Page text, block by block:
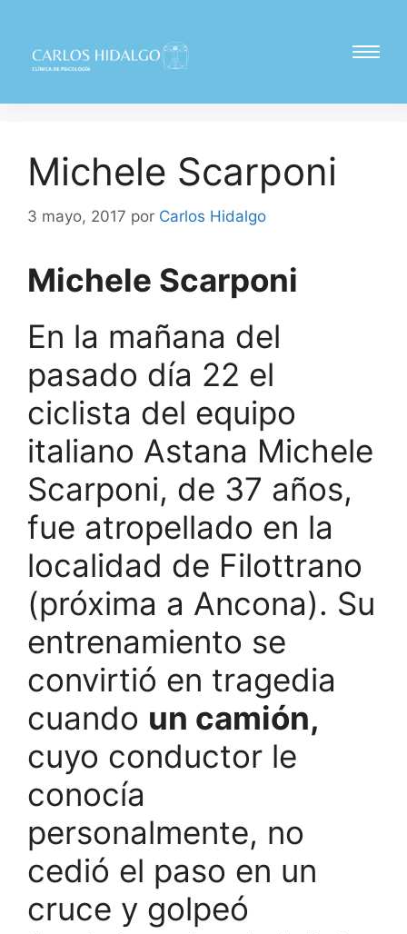
Michele Scarponi
3 mayo, 2017 por Carlos Hidalgo
Michele Scarponi
En la mañana del
pasado día 22 el
ciclista del equipo
italiano Astana Michele
Scarponi, de 37 años,
fue atropellado en la
localidad de Filottrano
(próxima a Ancona). Su
entrenamiento se
convirtió en tragedia
cuando un camión,
cuyo conductor le
conocía
personalmente, no
cedió el paso en un
cruce y golpeó